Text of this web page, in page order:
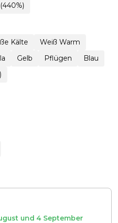
Kälte
Weiß Warm
Gelb Pflügen
Blau
und 4 September